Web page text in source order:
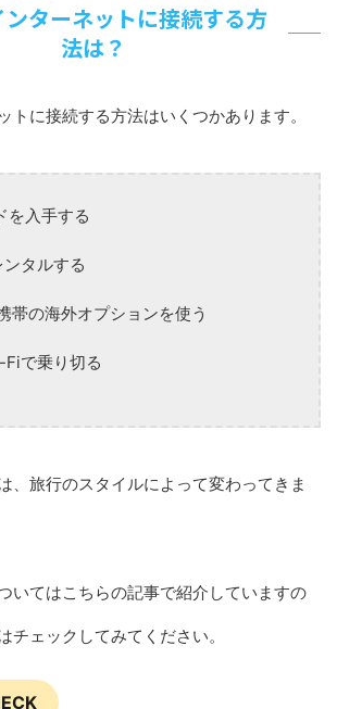
ターネットに接続する方
法は？
トに接続する方法はいくつかあります。
を入手する
タルする
帯の海外オプションを使う
Fiで乗り切る
、旅行のスタイルによって変わってきま
いてはこちらの記事で紹介していますの
チェックしてみてください。